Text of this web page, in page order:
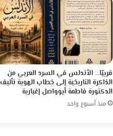
قريبًا… الأندلس في السرد العربي من
الذاكرة التاريخية إلى خطاب الهوية تأليف
الدكتورة فاطمة أبوواصل إغبارية
منذ أسبوع واحد